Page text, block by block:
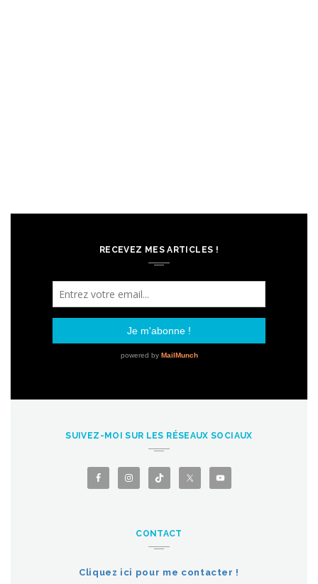
RECEVEZ MES ARTICLES !
SUIVEZ-MOI SUR LES RÉSEAUX SOCIAUX
CONTACT
Cliquez ici pour me contacter !